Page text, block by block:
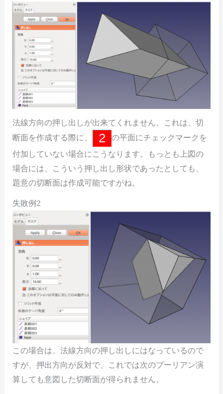
法線方向の押し出しが出来てくれません。これは、切
断面を作成する際に、
の平面にチェックマークを
付加していない場合にこうなります。もっとも上図の
場合には、こういう押し出し形状であったとしても、
題意の切断面は作成可能ですがね。
失敗例2
この場合は、法線方向の押し出しにはなっているので
すが、押出方向が反対で、これでは次のブーリアン演
算しても意図した切断面が得られません。